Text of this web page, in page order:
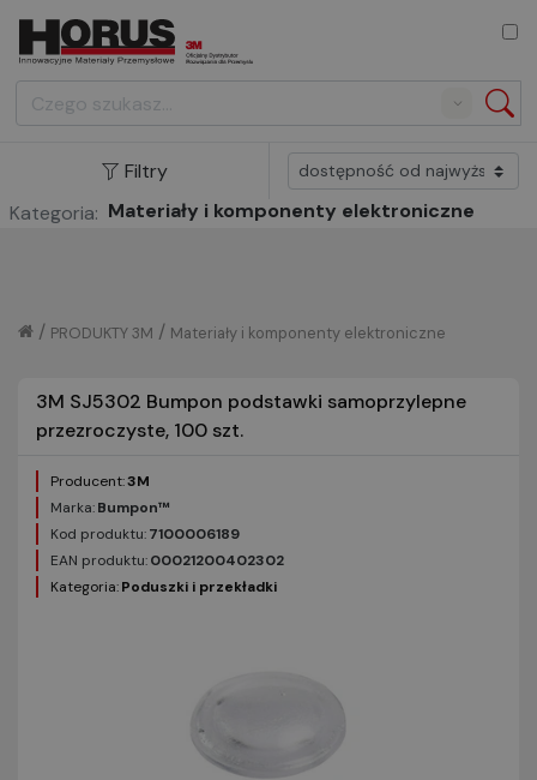
Search
Filtry
Kategoria: Materiały i komponenty elektroniczne
Materiały i komponenty elektroniczne
/
PRODUKTY 3M
/
3M SJ5302 Bumpon podstawki samoprzylepne
przezroczyste, 100 szt.
Producent:3M
Marka:Bumpon™
Kod produktu:7100006189
EAN produktu:00021200402302
Kategoria:Poduszki i przekładki